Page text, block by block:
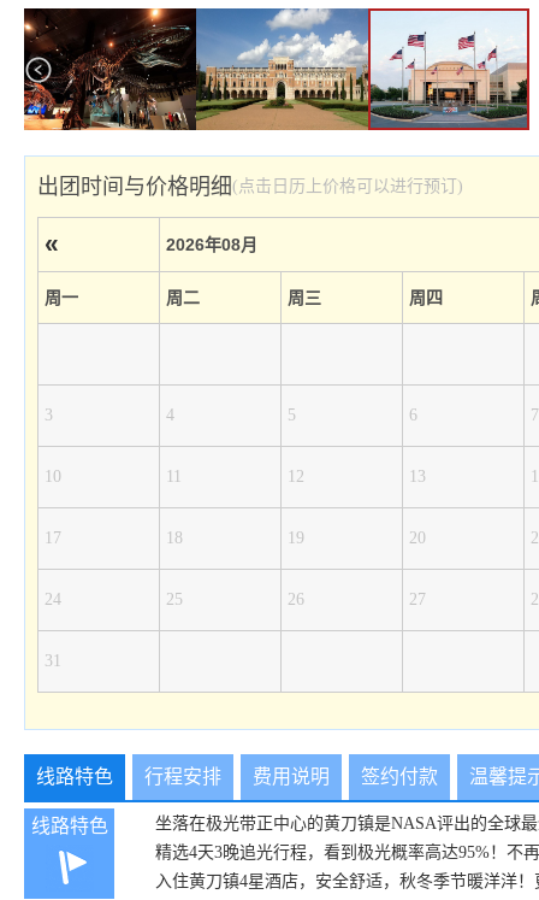
出团时间与价格明细(点击日历上价格可以进行预订)
« 2026年08月
周一 周二 周三 周四
3 4 5 6 7
10 11 12 13
17 18 19 20
24 25 26 27
31
线路特色 行程安排 费用说明 签约付款 温馨提
线路特色
坐落在极光带正中心的黄刀镇是NASA评出的全球
精选4天3晚追光行程，看到极光概率高达95%！不
入住黄刀镇4星酒店，安全舒适，秋冬季节暖洋洋